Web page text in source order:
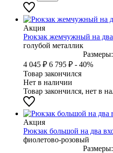
Акция
Рюкзак жемчужный на
голубой металлик
Размеры:
4 045 ₽ 6 795 ₽ - 40%
Товар закончился
Нет в наличии
Товар закончился, нет в
Акция
Рюкзак большой на два
фиолетово-розовый
Размеры: